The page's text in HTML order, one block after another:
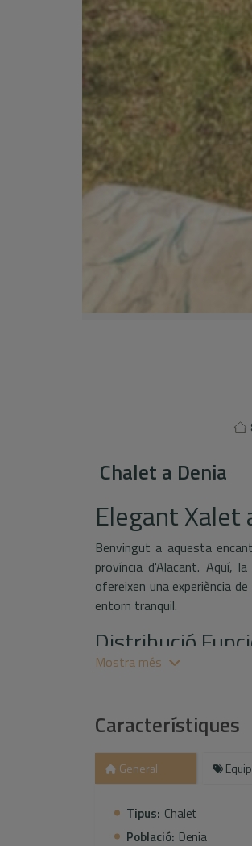
Chalet a Denia
Elegant Xalet
Benvingut a aquesta
província d'Alacant. Aquí,
ofereixen una experiència
entorn tranquil.
Distribució
Aquest xalet compta amb
americana, totalment
interacció i el gaudi de
Espais
El xalet s'assenta sobre
exteriors. Tant si desitgeu
Mostra més
Característiques
General
Tipus: Chalet
Població: Denia